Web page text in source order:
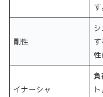
す
剛性
性
イナーシャ
負